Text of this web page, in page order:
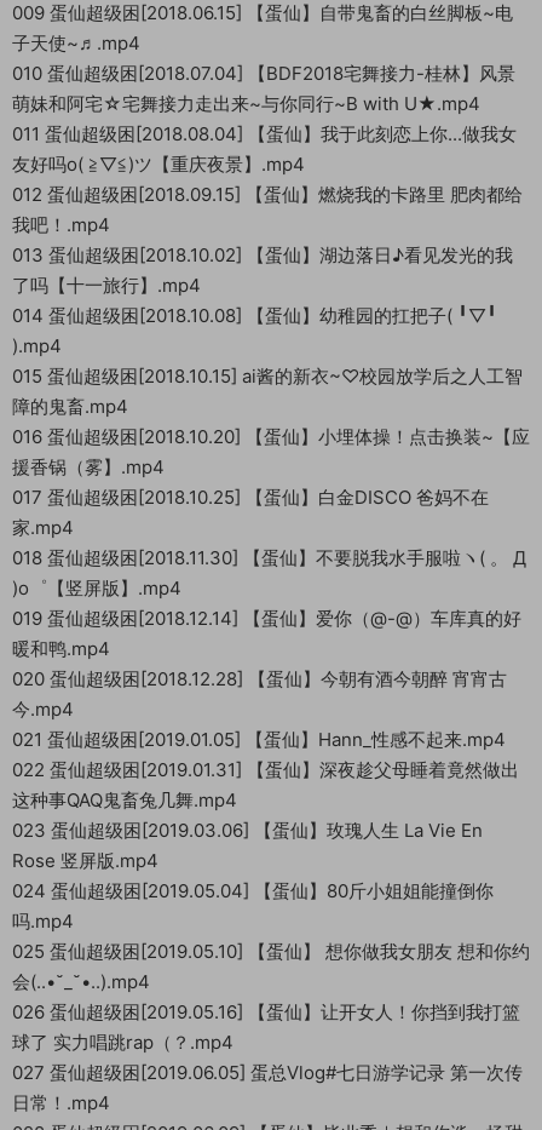
009 蛋仙超级困[2018.06.15] 【蛋仙】自带鬼畜的白丝脚板~电
子天使~♬.mp4
010 蛋仙超级困[2018.07.04] 【BDF2018宅舞接力-桂林】风景
萌妹和阿宅☆宅舞接力走出来~与你同行~B with U★.mp4
011 蛋仙超级困[2018.08.04] 【蛋仙】我于此刻恋上你...做我女
友好吗o( ≧▽≦)ツ【重庆夜景】.mp4
012 蛋仙超级困[2018.09.15] 【蛋仙】燃烧我的卡路里 肥肉都给
我吧！.mp4
013 蛋仙超级困[2018.10.02] 【蛋仙】湖边落日♪看见发光的我
了吗【十一旅行】.mp4
014 蛋仙超级困[2018.10.08] 【蛋仙】幼稚园的扛把子( ╹▽╹
).mp4
015 蛋仙超级困[2018.10.15] ai酱的新衣~♡校园放学后之人工智
障的鬼畜.mp4
016 蛋仙超级困[2018.10.20] 【蛋仙】小埋体操！点击换装~【应
援香锅（雾】.mp4
017 蛋仙超级困[2018.10.25] 【蛋仙】白金DISCO 爸妈不在
家.mp4
018 蛋仙超级困[2018.11.30] 【蛋仙】不要脱我水手服啦ヽ( 。 Д
)o゜【竖屏版】.mp4
019 蛋仙超级困[2018.12.14] 【蛋仙】爱你（@-@）车库真的好
暖和鸭.mp4
020 蛋仙超级困[2018.12.28] 【蛋仙】今朝有酒今朝醉 宵宵古
今.mp4
021 蛋仙超级困[2019.01.05] 【蛋仙】Hann_性感不起来.mp4
022 蛋仙超级困[2019.01.31] 【蛋仙】深夜趁父母睡着竟然做出
这种事QAQ鬼畜兔几舞.mp4
023 蛋仙超级困[2019.03.06] 【蛋仙】玫瑰人生 La Vie En
Rose 竖屏版.mp4
024 蛋仙超级困[2019.05.04] 【蛋仙】80斤小姐姐能撞倒你
吗.mp4
025 蛋仙超级困[2019.05.10] 【蛋仙】 想你做我女朋友 想和你约
会(..•˘_˘•..).mp4
026 蛋仙超级困[2019.05.16] 【蛋仙】让开女人！你挡到我打篮
球了 实力唱跳rap（？.mp4
027 蛋仙超级困[2019.06.05] 蛋总Vlog#七日游学记录 第一次传
日常！.mp4